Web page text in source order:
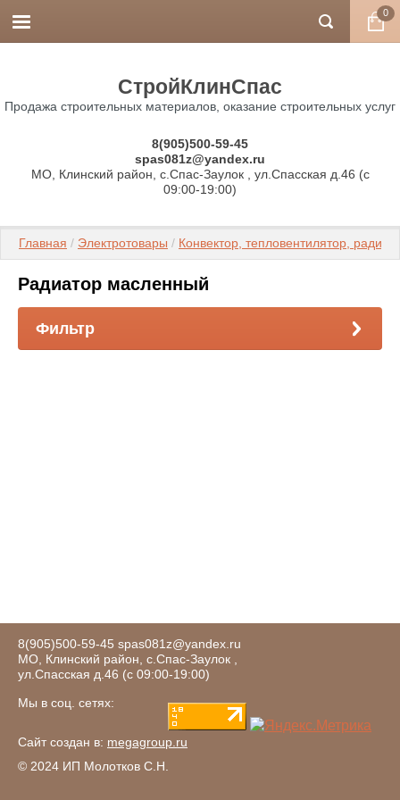
0
СтройКлинСпас
Продажа строительных материалов, оказание строительных услуг
8(905)500-59-45
spas081z@yandex.ru
МО, Клинский район, с.Спас-Заулок , ул.Спасская д.46 (c
09:00-19:00)
Главная / Электротовары / Конвектор, тепловентилятор,
Радиатор масленный
Фильтр
8(905)500-59-45 spas081z@yandex.ru
МО, Клинский район, с.Спас-Заулок ,
ул.Спасская д.46 (c 09:00-19:00)
Мы в соц. сетях:
Сайт создан в: megagroup.ru
© 2024 ИП Молотков С.Н.